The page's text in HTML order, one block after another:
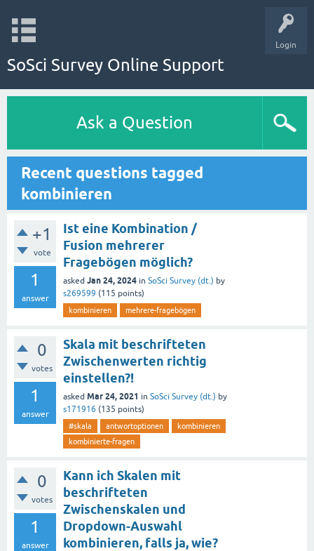
Login
SoSci Survey Online Support
Ask a Question
Recent questions tagged
kombinieren
+1
vote
1
answer
Ist eine Kombination /
Fusion mehrerer
Fragebögen möglich?
asked Jan 24, 2024 in SoSci Survey (dt.) by
s269599 (115 points)
kombinieren mehrere-fragebögen
0
votes
1
answer
Skala mit beschrifteten
Zwischenwerten richtig
einstellen?!
asked Mar 24, 2021 in SoSci Survey (dt.) by
s171916 (135 points)
#skala antwortoptionen
kombinieren
kombinierte-fragen
0
votes
1
answer
Kann ich Skalen mit
beschrifteten
Zwischenskalen und
Dropdown-Auswahl
kombinieren, falls ja, wie?